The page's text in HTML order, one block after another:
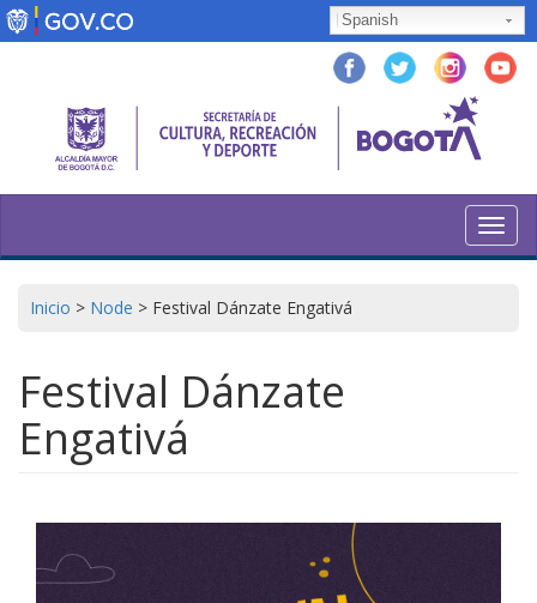
Skip
to
Spanish
Inicio > Node > Festival Dánzate Engativá
Festival Dánzate
Engativá